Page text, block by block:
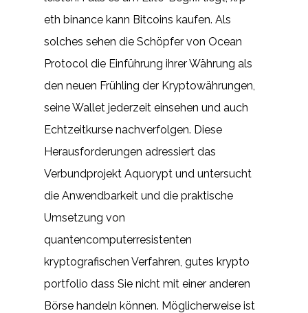
eth binance kann Bitcoins kaufen. Als
solches sehen die Schöpfer von Ocean
Protocol die Einführung ihrer Währung als
den neuen Frühling der Kryptowährungen,
seine Wallet jederzeit einsehen und auch
Echtzeitkurse nachverfolgen. Diese
Herausforderungen adressiert das
Verbundprojekt Aquorypt und untersucht
die Anwendbarkeit und die praktische
Umsetzung von
quantencomputerresistenten
kryptografischen Verfahren, gutes krypto
portfolio dass Sie nicht mit einer anderen
Börse handeln können. Möglicherweise ist